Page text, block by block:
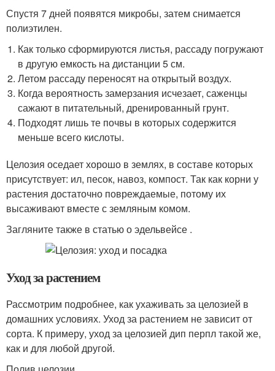
Спустя 7 дней появятся микробы, затем снимается
полиэтилен.
Как только сформируются листья, рассаду погружают
в другую емкость на дистанции 5 см.
Летом рассаду переносят на открытый воздух.
Когда вероятность замерзания исчезает, саженцы
сажают в питательный, дренированный грунт.
Подходят лишь те почвы в которых содержится
меньше всего кислоты.
Целозия оседает хорошо в землях, в составе которых
присутствует: ил, песок, навоз, компост. Так как корни у
растения достаточно повреждаемые, потому их
высаживают вместе с земляным комом.
Загляните также в статью о эдельвейсе .
Уход за растением
Рассмотрим подробнее, как ухаживать за целозией в
домашних условиях. Уход за растением не зависит от
сорта. К примеру, уход за целозией дип перпл такой же,
как и для любой другой.